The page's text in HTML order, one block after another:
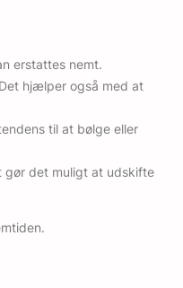
erstattes nemt.
hjælper også med at
til at bølge eller
gør det muligt at udskifte